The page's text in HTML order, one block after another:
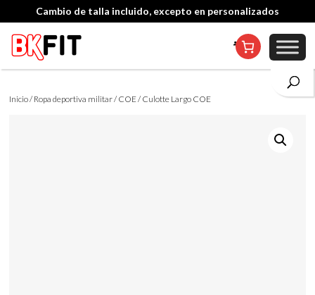
Cambio de talla incluido, excepto en personalizados
Inicio/ Ropa deportiva militar/ COE/ Culotte Largo COE